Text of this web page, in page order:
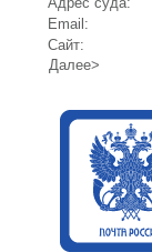
Email:
Сайт:
Далее>